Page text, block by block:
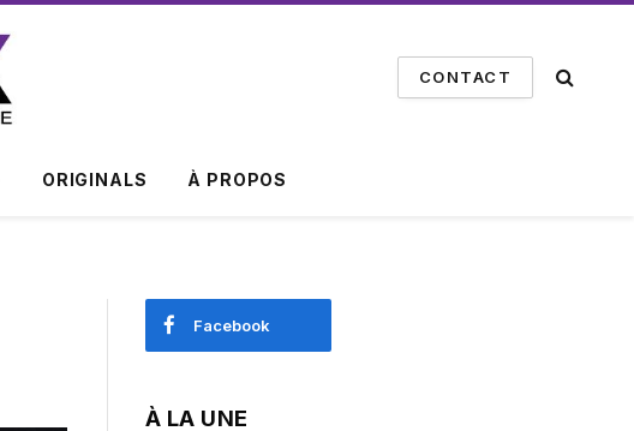
CONTACT
ORIGINALS À PROPOS
Facebook
À LA UNE